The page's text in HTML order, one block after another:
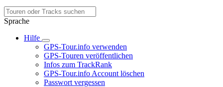
Sprache
Hilfe
GPS-Tour.info verwenden
GPS-Touren veröffentlichen
Infos zum TrackRank
GPS-Tour.info Account löschen
Passwort vergessen